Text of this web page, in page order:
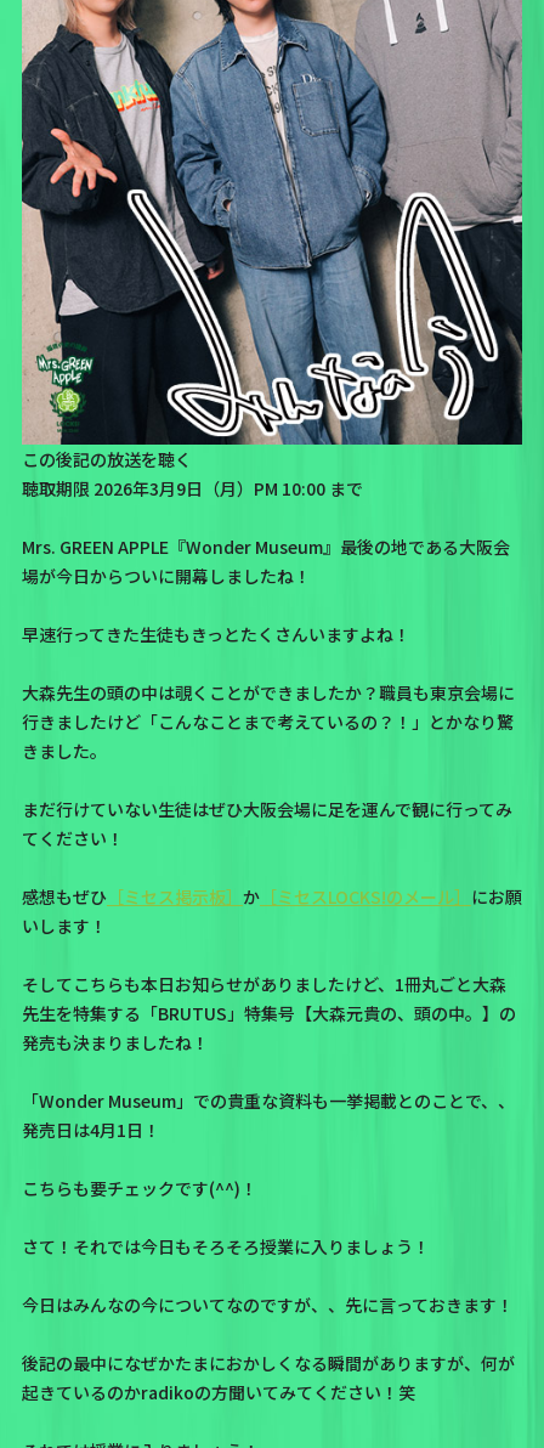
この後記の放送を聴く
聴取期限 2026年3月9日（月）PM 10:00 まで
Mrs. GREEN APPLE『Wonder Museum』最後の地である大阪会
場が今日からついに開幕しましたね！
早速行ってきた生徒もきっとたくさんいますよね！
大森先生の頭の中は覗くことができましたか？職員も東京会場に
行きましたけど「こんなことまで考えているの？！」とかなり驚
きました。
まだ行けていない生徒はぜひ大阪会場に足を運んで観に行ってみ
てください！
感想もぜひ［ミセス掲示板］ か［ミセスLOCKS!のメール］ にお願
いします！
そしてこちらも本日お知らせがありましたけど、1冊丸ごと大森
先生を特集する「BRUTUS」特集号【大森元貴の、頭の中。】の
発売も決まりましたね！
「Wonder Museum」での貴重な資料も一挙掲載とのことで、、
発売日は4月1日！
こちらも要チェックです(^^)！
さて！それでは今日もそろそろ授業に入りましょう！
今日はみんなの今についてなのですが、、先に言っておきます！
後記の最中になぜかたまにおかしくなる瞬間がありますが、何が
起きているのかradikoの方聞いてみてください！笑